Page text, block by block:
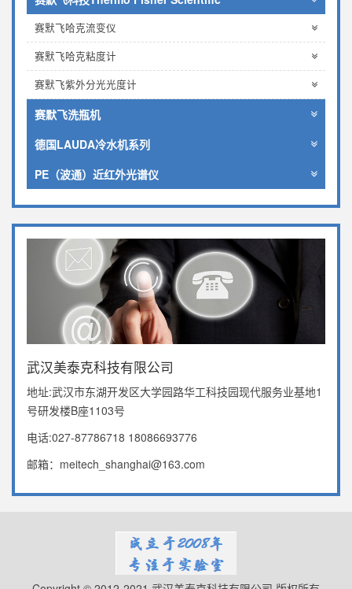
赛默飞哈克流变仪
赛默飞哈克粘度计
赛默飞紫外分光光度计
赛默飞洗瓶机
德国LAUDA冷水机系列
PE（波通）近红外光谱仪
武汉美泰克科技有限公司
地址:武汉市东湖开发区大学园路华工科技园现代服务业基地1
号研发楼B座1103号
电话:027-87786718 18086693776
邮箱：meitech_shanghai@163.com